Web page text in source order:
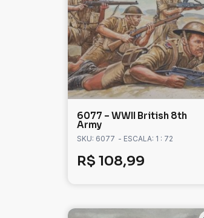
6077 – WWII British 8th
Army
SKU: 6077 - ESCALA: 1 : 72
R$ 108,99